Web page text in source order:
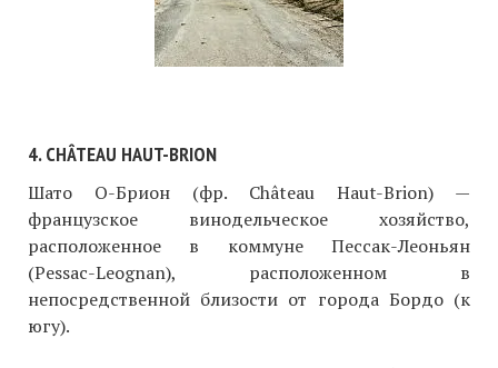
4. CHÂTEAU HAUT-BRION
Шато О-Брион (фр. Château Haut-Brion) —
французское винодельческое хозяйство,
расположенное в коммуне Пессак-Леоньян
(Pessac-Leognan), расположенном в
непосредственной близости от города Бордо (к
югу).